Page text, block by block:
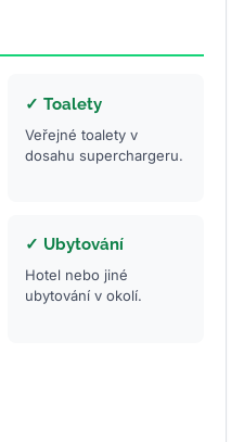
✓ Toalety
Veřejné toalety v
dosahu superchargeru.
✓ Ubytování
Hotel nebo jiné
ubytování v okolí.